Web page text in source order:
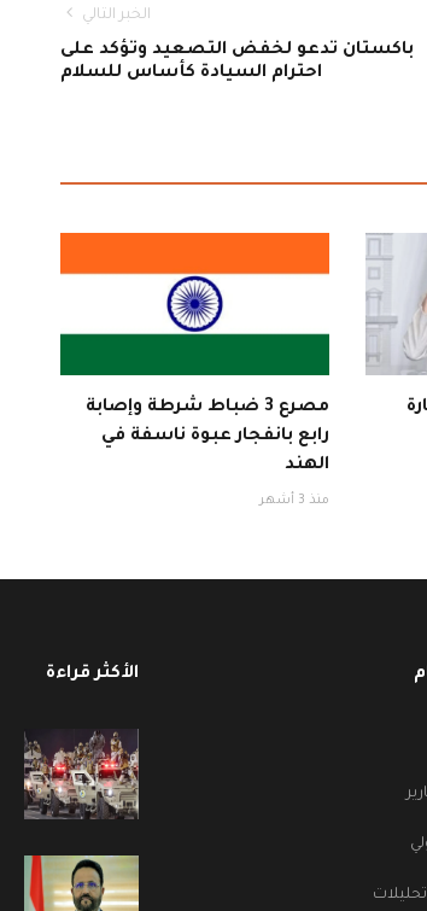
الخبر التالي
باكستان تدعو لخفض التصعيد وتؤكد على
احترام السيادة كأساس للسلام
مصرع 3 ضباط شرطة وإصابة
رابع بانفجار عبوة ناسفة في
الهند
منذ 3 أشهر
الأكثر قراءة